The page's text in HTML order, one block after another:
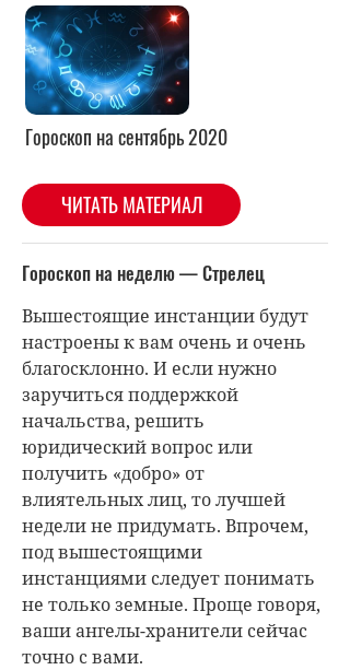
Гороскоп на сентябрь 2020
ЧИТАТЬ МАТЕРИАЛ
Гороскоп на неделю — Стрелец
Вышестоящие инстанции будут
настроены к вам очень и очень
благосклонно. И если нужно
заручиться поддержкой
начальства, решить
юридический вопрос или
получить «добро» от
влиятельных лиц, то лучшей
недели не придумать. Впрочем,
под вышестоящими
инстанциями следует понимать
не только земные. Проще говоря,
ваши ангелы-хранители сейчас
точно с вами.